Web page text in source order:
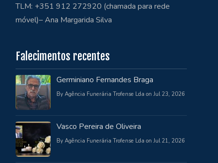
TLM: +351 912 272920 (chamada para rede
móvel)– Ana Margarida Silva
Falecimentos recentes
Germiniano Fernandes Braga
By Agência Funerária Trofense Lda on Jul 23, 2026
Vasco Pereira de Oliveira
By Agência Funerária Trofense Lda on Jul 21, 2026